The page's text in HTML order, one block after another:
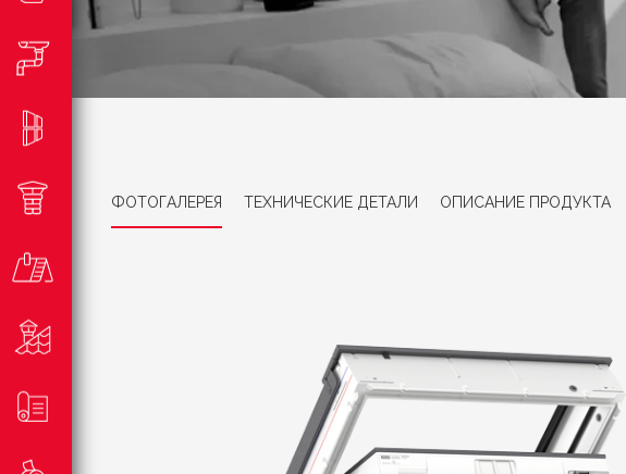
ФОТОГАЛЕРЕЯ ТЕХНИЧЕСКИЕ ДЕТАЛИ ОПИСАНИЕ ПРОДУКТА